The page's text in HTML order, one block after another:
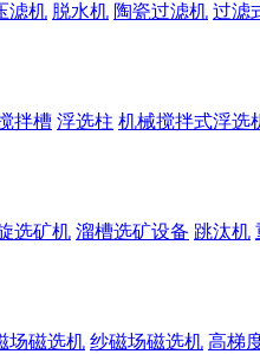
滤机 脱水机 陶瓷过滤机 过滤
拌槽 浮选柱 机械搅拌式浮选
选矿机 溜槽选矿设备 跳汰机
场磁选机 纱磁场磁选机 高梯